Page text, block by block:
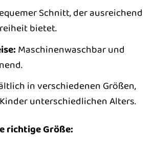
Schnitt, der ausreichend
bietet.
Maschinenwaschbar und
in verschiedenen Größen,
unterschiedlichen Alters.
richtige Größe: